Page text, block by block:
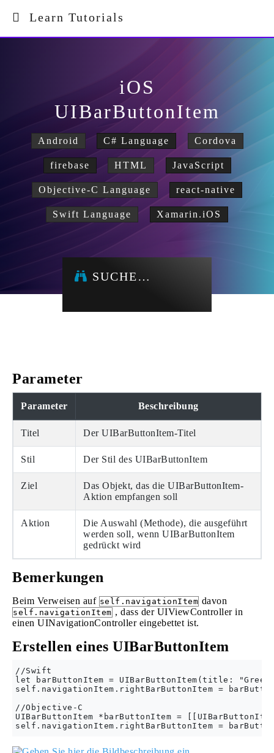
Learn Tutorials
iOS
UIBarButtonItem
Android C# Language Cordova
firebase HTML JavaScript
Objective-C Language react-native
Swift Language Xamarin.iOS
SUCHE…
Parameter
Parameter Beschreibung
Titel Der UIBarButtonItem-Titel
Stil Der Stil des UIBarButtonItem
Ziel
Das Objekt, das die UIBarButtonItem-
Aktion empfangen soll
Aktion
Die Auswahl (Methode), die ausgeführt
werden soll, wenn UIBarButtonItem
gedrückt wird
Bemerkungen
Beim Verweisen auf self.navigationItem davon
self.navigationItem , dass der UIViewController in
einen UINavigationController eingebettet ist.
Erstellen eines UIBarButtonItem
//Swift
let barButtonItem = UIBarButtonItem(title:
self.navigationItem.rightBarButtonItem =
//Objective-C
UIBarButtonItem *barButtonItem =